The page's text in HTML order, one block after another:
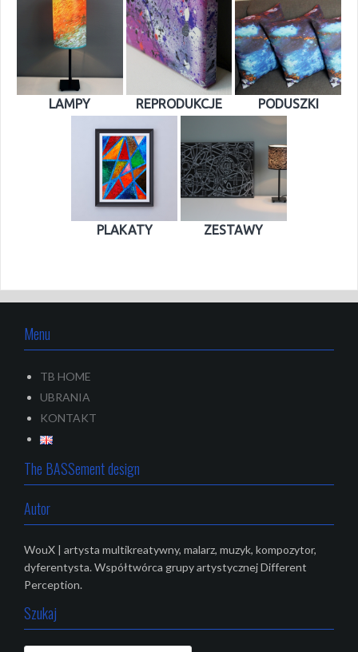
LAMPY REPRODUKCJE PODUSZKI
PLAKATY ZESTAWY
Menu
TB HOME
UBRANIA
KONTAKT
The BASSement design
Autor
WouX | artysta multikreatywny, malarz, muzyk, kompozytor,
dyferentysta. Współtwórca grupy artystycznej Different
Perception.
Szukaj